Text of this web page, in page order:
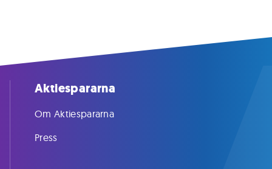
Aktiespararna
Om Aktiespararna
Press